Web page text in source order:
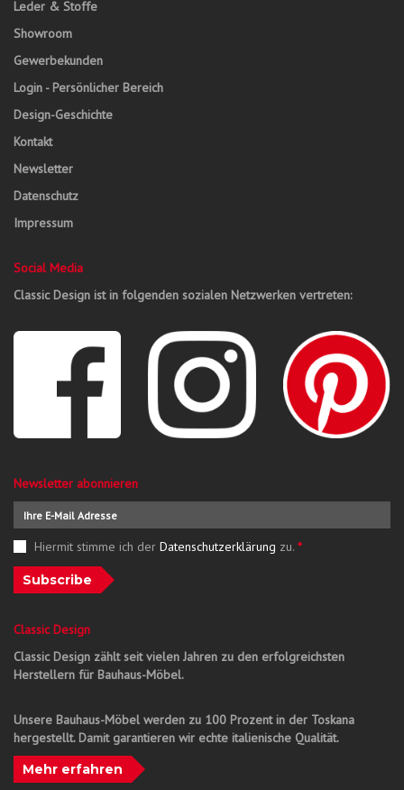
Leder & Stoffe
Showroom
Gewerbekunden
Login - Persönlicher Bereich
Design-Geschichte
Kontakt
Newsletter
Datenschutz
Impressum
Social Media
Classic Design ist in folgenden sozialen Netzwerken vertreten:
Newsletter abonnieren
Hiermit stimme ich der Datenschutzerklärung zu. *
Subscribe
Classic Design
Classic Design zählt seit vielen Jahren zu den erfolgreichsten
Herstellern für Bauhaus-Möbel.
Unsere Bauhaus-Möbel werden zu 100 Prozent in der Toskana
hergestellt. Damit garantieren wir echte italienische Qualität.
Mehr erfahren